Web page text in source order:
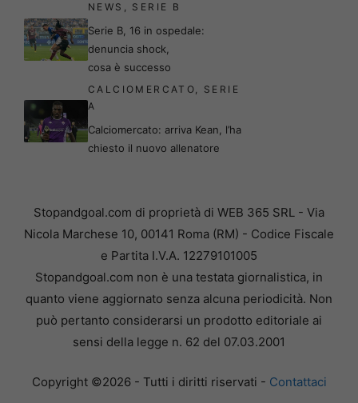
NEWS , SERIE B
Serie B, 16 in ospedale:
denuncia shock,
cosa è successo
CALCIOMERCATO, SERIE
A
Calciomercato: arriva Kean, l’ha
chiesto il nuovo allenatore
Stopandgoal.com di proprietà di WEB 365 SRL - Via
Nicola Marchese 10, 00141 Roma (RM) - Codice Fiscale
e Partita I.V.A. 12279101005
Stopandgoal.com non è una testata giornalistica, in
quanto viene aggiornato senza alcuna periodicità. Non
può pertanto considerarsi un prodotto editoriale ai
sensi della legge n. 62 del 07.03.2001
Copyright ©2026 - Tutti i diritti riservati - Contattaci